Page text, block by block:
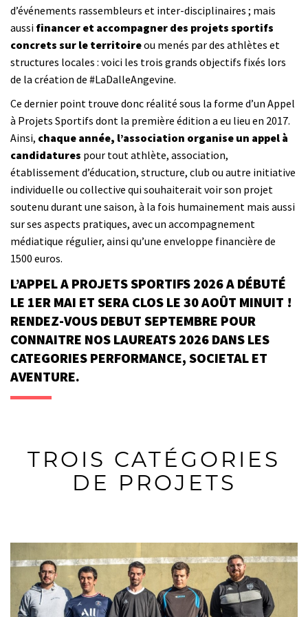
d’événements rassembleurs et inter-disciplinaires ; mais
aussi financer et accompagner des projets sportifs
concrets sur le territoireou menés par des athlètes et
structures locales : voici les trois grands objectifs fixés lors
de la création de #LaDalleAngevine.
Ce dernier point trouve donc réalité sous la forme d’un Appel
à Projets Sportifs dont la première édition a eu lieu en 2017.
Ainsi, chaque année, l’association organise un appel à
candidatures pour tout athlète, association,
établissement d’éducation, structure, club ou autre initiative
individuelle ou collective qui souhaiterait voir son projet
soutenu durant une saison, à la fois humainement mais aussi
sur ses aspects pratiques, avec un accompagnement
médiatique régulier, ainsi qu’une enveloppe financière de
1500 euros.
L’APPEL A PROJETS SPORTIFS 2026 A DÉBUTÉ
LE 1ER MAI ET SERA CLOS LE 30 AOÛT MINUIT !
RENDEZ-VOUS DEBUT SEPTEMBRE POUR
CONNAITRE NOS LAUREATS 2026 DANS LES
CATEGORIES PERFORMANCE, SOCIETAL ET
AVENTURE.
TROIS CATÉGORIES
DE PROJETS